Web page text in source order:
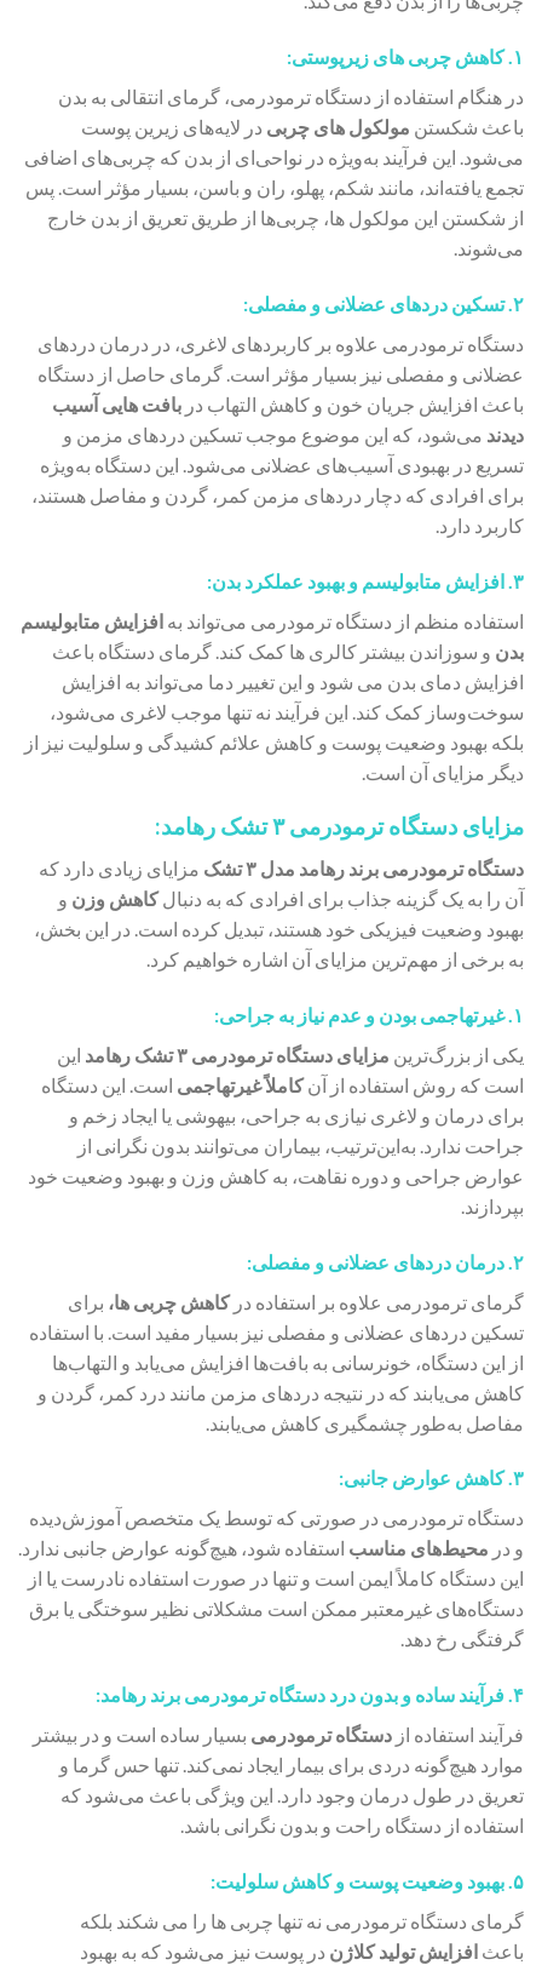
۱. کاهش چربی‌ های زیرپوستی:
در هنگام استفاده از دستگاه ترمودرمی، گرمای انتقالی به بدن
باعث شکستن مولکول‌ های چربی در لایه‌های زیرین پوست
می‌شود. این فرآیند به‌ویژه در نواحی‌ای از بدن که چربی‌های اضافی
تجمع یافته‌اند، مانند شکم، پهلو، ران و باسن، بسیار مؤثر است. پس
از شکستن این مولکول‌ ها، چربی‌ها از طریق تعریق از بدن خارج
می‌شوند.
۲. تسکین دردهای عضلانی و مفصلی:
دستگاه ترمودرمی علاوه بر کاربردهای لاغری، در درمان دردهای
عضلانی و مفصلی نیز بسیار مؤثر است. گرمای حاصل از دستگاه
باعث افزایش جریان خون و کاهش التهاب در بافت‌ هایی آسیب‌
دیدند می‌شود، که این موضوع موجب تسکین دردهای مزمن و
تسریع در بهبودی آسیب‌های عضلانی می‌شود. این دستگاه به‌ویژه
برای افرادی که دچار دردهای مزمن کمر، گردن و مفاصل هستند،
کاربرد دارد.
۳. افزایش متابولیسم و بهبود عملکرد بدن:
استفاده منظم از دستگاه ترمودرمی می‌تواند به افزایش متابولیسم
بدن و سوزاندن بیشتر کالری‌ ها کمک کند. گرمای دستگاه باعث
افزایش دمای بدن می شود و این تغییر دما می‌تواند به افزایش
سوخت‌وساز کمک کند. این فرآیند نه تنها موجب لاغری می‌شود،
بلکه بهبود وضعیت پوست و کاهش علائم کشیدگی و سلولیت نیز از
دیگر مزایای آن است.
مزایای دستگاه ترمودرمی ۳ تشک رهامد:
دستگاه ترمودرمی برند رهامد مدل ۳ تشک
مزایای زیادی دارد که
آن را به یک گزینه جذاب برای افرادی که به دنبالکاهش وزن و
بهبود وضعیت فیزیکی خود هستند، تبدیل کرده است. در این بخش،
به برخی از مهم‌ترین مزایای آن اشاره خواهیم کرد.
۱. غیرتهاجمی بودن و عدم نیاز به جراحی:
یکی از بزرگ‌ترین مزایای دستگاه ترمودرمی ۳ تشک رهامد
این
است که روش استفاده از آنکاملاً غیرتهاجمی است. این دستگاه
برای درمان و لاغری نیازی به جراحی، بیهوشی یا ایجاد زخم و
جراحت ندارد. به‌این‌ترتیب، بیماران می‌توانند بدون نگرانی از
عوارض جراحی و دوره نقاهت، به کاهش وزن و بهبود وضعیت خود
بپردازند.
۲. درمان دردهای عضلانی و مفصلی:
گرمای ترمودرمی علاوه بر استفاده درکاهش چربی‌ ها، برای
تسکین دردهای عضلانی و مفصلی نیز بسیار مفید است. با استفاده
از این دستگاه، خونرسانی به بافت‌ها افزایش می‌یابد و التهاب‌ها
کاهش می‌یابند که در نتیجه دردهای مزمن مانند درد کمر، گردن و
مفاصل به‌طور چشمگیری کاهش می‌یابند.
۳. کاهش عوارض جانبی:
دستگاه ترمودرمی در صورتی که توسط یک متخصص آموزش‌دیده
و در محیط‌های مناسب استفاده شود، هیچ‌گونه عوارض جانبی ندارد.
این دستگاه کاملاً ایمن است و تنها در صورت استفاده نادرست یا از
دستگاه‌های غیرمعتبر ممکن است مشکلاتی نظیر سوختگی یا برق
گرفتگی رخ دهد.
۴. فرآیند ساده و بدون درد دستگاه ترمودرمی برند رهامد:
فرآیند استفاده از دستگاه ترمودرمی بسیار ساده است و در بیشتر
موارد هیچ‌گونه دردی برای بیمار ایجاد نمی‌کند. تنها حس گرما و
تعریق در طول درمان وجود دارد. این ویژگی باعث می‌شود که
استفاده از دستگاه راحت و بدون نگرانی باشد.
۵. بهبود وضعیت پوست و کاهش سلولیت:
گرمای دستگاه ترمودرمی نه تنها چربی ها را می شکند بلکه
باعث افزایش تولید کلاژن در پوست نیز می‌شود که به بهبود